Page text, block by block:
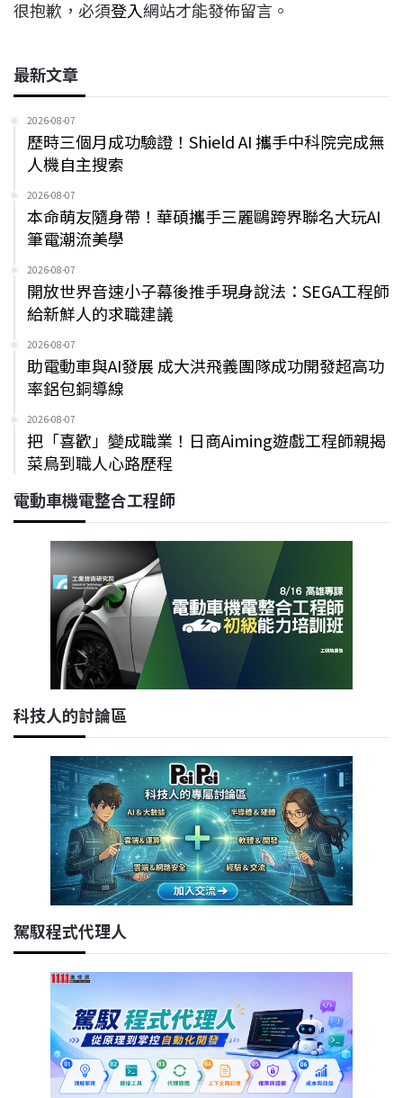
很抱歉，必須登入網站才能發佈留言。
最新文章
2026-08-07
歷時三個月成功驗證！Shield AI 攜手中科院完成無
人機自主搜索
2026-08-07
本命萌友隨身帶！華碩攜手三麗鷗跨界聯名大玩AI
筆電潮流美學
2026-08-07
開放世界音速小子幕後推手現身說法：SEGA工程師
給新鮮人的求職建議
2026-08-07
助電動車與AI發展 成大洪飛義團隊成功開發超高功
率鋁包銅導線
2026-08-07
把「喜歡」變成職業！日商Aiming遊戲工程師親揭
菜鳥到職人心路歷程
電動車機電整合工程師
科技人的討論區
駕馭程式代理人